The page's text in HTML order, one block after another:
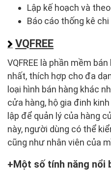
Lập kế hoạch và
Báo cáo thống kê
VQFREE
VQFREE là phần mềm
nhất, thích hợp cho đa
loại hình bán hàng khác
cửa hàng, hộ gia đinh
lập để quản lý của hàng
này, người dùng có thể
cũng như nhân viên của
Một số tính năng nổi